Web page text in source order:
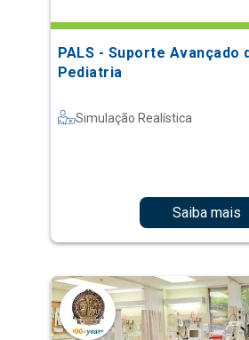
PALS - Suporte Avançado
Pediatria
Simulação Realística
Saiba mais